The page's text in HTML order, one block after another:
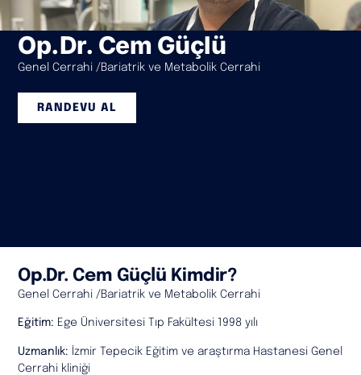
Op.Dr. Cem Güçlü
Genel Cerrahi /Bariatrik ve Metabolik Cerrahi
RANDEVU AL
Op.Dr. Cem Güçlü Kimdir?
Genel Cerrahi /Bariatrik ve Metabolik Cerrahi
Eğitim: Ege Üniversitesi Tıp Fakültesi 1998 yılı
Uzmanlık: İzmir Tepecik Eğitim ve araştırma Hastanesi Genel
Cerrahi kliniği